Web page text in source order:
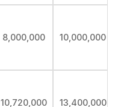
8,000,000 10,000,000
10,720,000 13,400,000